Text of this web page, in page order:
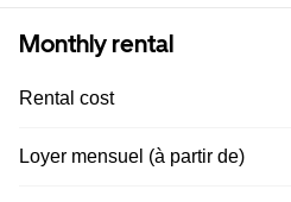
Monthly rental
Rental cost
Loyer mensuel (à partir de)